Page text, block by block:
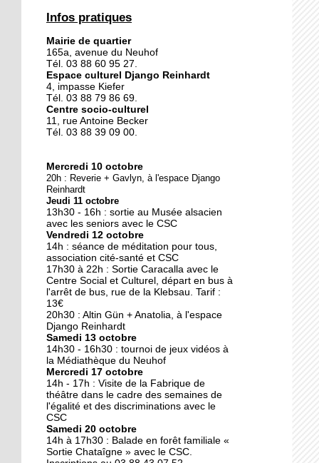
Le vrac s'invite au Neuhof
11 octobre 2018
Les petites filles
chaussent leurs
10 octobre 2018
Nouveau look pour une
nouvelle mairie
19 octobre 2017
Face au challenge du
numérique
19 octobre 2017
La précarité tue
18 octobre 2017
Quatre décennies au
chevet du Neuhof
18 octobre 2017
Infos pratiques
Mairie de quartier
165a, avenue du Neuhof
Tél. 03 88 60 95 27.
Espace culturel Django Reinhardt
4, impasse Kiefer
Tél. 03 88 79 86 69.
Centre socio-culturel
11, rue Antoine Becker
Tél. 03 88 39 09 00.
Mercredi 10 octobre
20h : Reverie + Gavlyn, à l'espace Django
Reinhardt
Jeudi 11 octobre
13h30 - 16h : sortie au Musée alsacien
avec les seniors avec le CSC
Vendredi 12 octobre
14h : séance de méditation pour tous,
association cité-santé et CSC
17h30 à 22h : Sortie Caracalla avec le
Centre Social et Culturel, départ en bus à
l'arrêt de bus, rue de la Klebsau. Tarif :
13€
20h30 : Altin Gün + Anatolia, à l'espace
Django Reinhardt
Samedi 13 octobre
14h30 - 16h30 : tournoi de jeux vidéos à
la Médiathèque du Neuhof
Mercredi 17 octobre
14h - 17h : Visite de la Fabrique de
théâtre dans le cadre des semaines de
l'égalité et des discriminations avec le
CSC
Samedi 20 octobre
14h à 17h30 : Balade en forêt familiale «
Sortie Chataîgne » avec le CSC.